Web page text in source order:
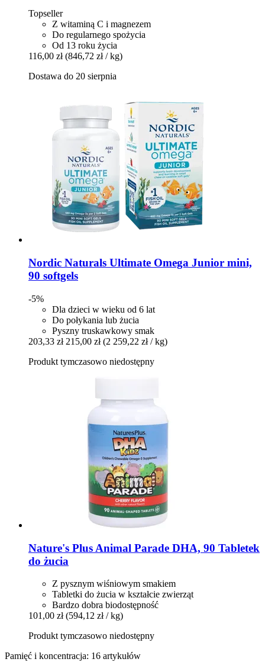
Topseller
Z witaminą C i magnezem
Do regularnego spożycia
Od 13 roku życia
116,00 zł (846,72 zł / kg)
Dostawa do 20 sierpnia
Nordic Naturals Ultimate Omega Junior mini,
90 softgels
-5%
Dla dzieci w wieku od 6 lat
Do połykania lub żucia
Pyszny truskawkowy smak
203,33 zł 215,00 zł (2 259,22 zł / kg)
Produkt tymczasowo niedostępny
Nature's Plus Animal Parade DHA, 90 Tabletek
do żucia
Z pysznym wiśniowym smakiem
Tabletki do żucia w kształcie zwierząt
Bardzo dobra biodostępność
101,00 zł (594,12 zł / kg)
Produkt tymczasowo niedostępny
Pamięć i koncentracja: 16 artykułów